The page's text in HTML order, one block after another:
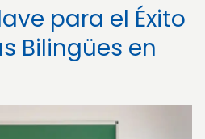
para el Éxito
Bilingües en